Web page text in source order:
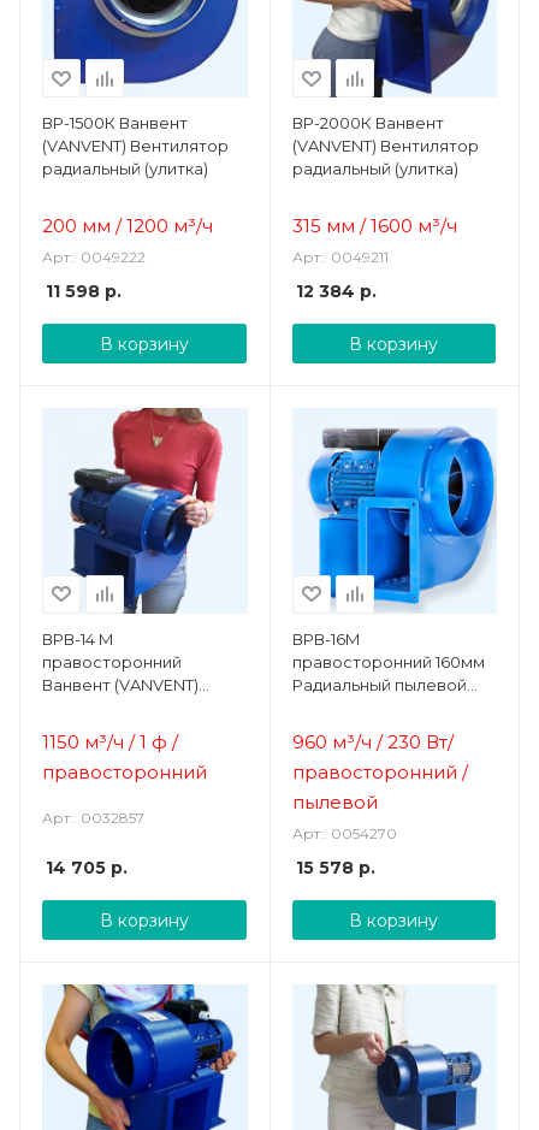
ВР-1500К Ванвент
(VANVENT) Вентилятор
радиальный (улитка)
200 мм / 1200 м³/ч
Арт.: 0049222
11 598 р.
В корзину
ВР-2000К Ванвент
(VANVENT) Вентилятор
радиальный (улитка)
315 мм / 1600 м³/ч
Арт.: 0049211
12 384 р.
В корзину
ВРВ-14 М
правосторонний
Ванвент (VANVENT)
1150 м³/ч / 1 ф /
правосторонний
Арт.: 0032857
14 705 р.
В корзину
ВРВ-16М
правосторонний 160мм
Радиальный пылевой
960 м³/ч / 230 Вт/
правосторонний /
пылевой
Арт.: 0054270
15 578р.
В корзину